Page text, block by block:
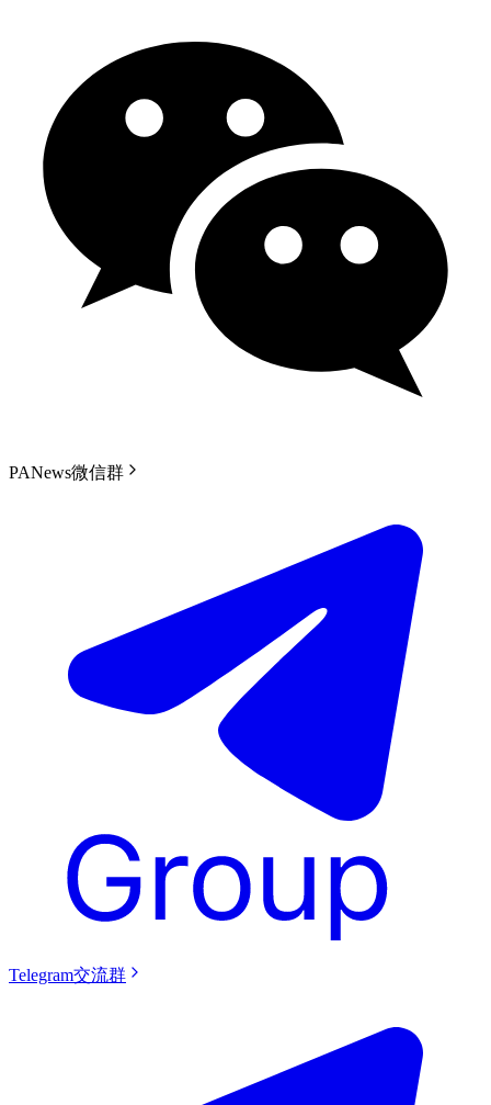
PANews微信群
Telegram交流群